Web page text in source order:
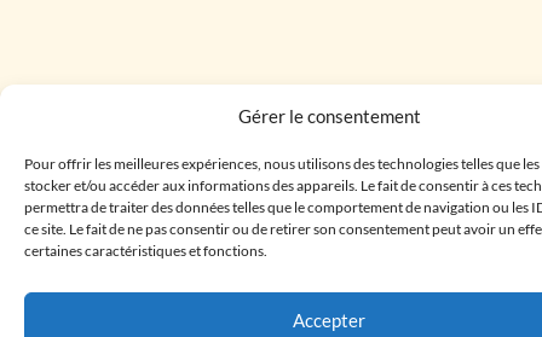
Gérer le consentement
Pour offrir les meilleures expériences, nous utilisons des technologies telles que
stocker et/ou accéder aux informations des appareils. Le fait de consentir à ces
permettra de traiter des données telles que le comportement de navigation ou les
ce site. Le fait de ne pas consentir ou de retirer son consentement peut avoir un
certaines caractéristiques et fonctions.
Accepter